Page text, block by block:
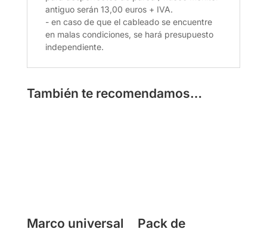
antiguo serán 13,00 euros + IVA.
- en caso de que el cableado se encuentre
en malas condiciones, se hará presupuesto
independiente.
También te recomendamos…
Marco universal Pack de